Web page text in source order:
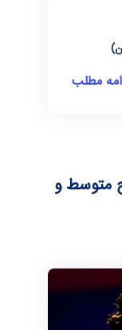
مطلب
متوسط و